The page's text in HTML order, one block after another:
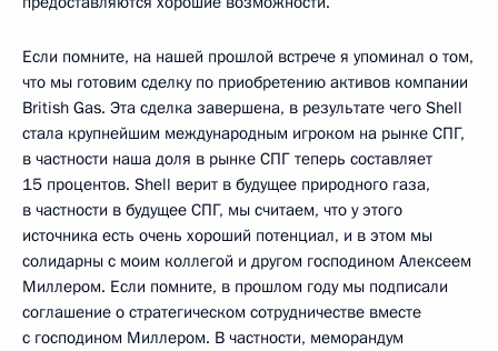
Если помните, на нашей прошлой встрече я упоминал о том,
что мы готовим сделку по приобретению активов компании
British Gas. Эта сделка завершена, в результате чего Shell
стала крупнейшим международным игроком на рынке СПГ,
в частности наша доля в рынке СПГ теперь составляет
15 процентов. Shell верит в будущее природного газа,
в частности в будущее СПГ, мы считаем, что у этого
источника есть очень хороший потенциал, и в этом мы
солидарны с моим коллегой и другом господином Алексеем
Миллером. Если помните, в прошлом году мы подписали
соглашение о стратегическом сотрудничестве вместе
с господином Миллером. В частности, меморандум